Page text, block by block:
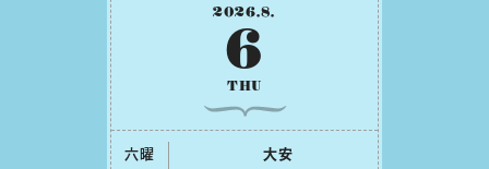
2026.8.
6
THU
六曜 ⼤安